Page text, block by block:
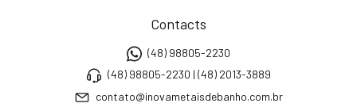
Contacts
(48) 98805-2230
(48) 98805-2230 | (48) 2013-3889
contato@inovametaisdebanho.com.br